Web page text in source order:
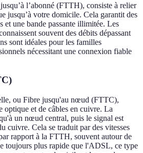
l’abonné (FTTH), consiste à relier
jusqu’à votre domicile. Cela garantit des
et une bande passante illimitée. Les
souvent des débits dépassant
sont idéales pour les familles
nécessitant une connexion fiable
ou Fibre jusqu'au nœud (FTTC),
optique et de câbles en cuivre. La
un nœud central, puis le signal est
cuivre. Cela se traduit par des vitesses
rapport à la FTTH, souvent autour de
toujours plus rapide que l'ADSL, ce type